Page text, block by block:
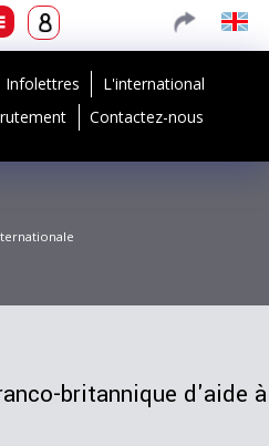
Infolettres
L'international
Contactez-nous
britannique d'aide à